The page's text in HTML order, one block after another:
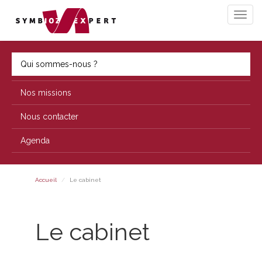
Qui sommes-nous ?
Nos missions
Nous contacter
Agenda
Accueil Le cabinet
Le cabinet